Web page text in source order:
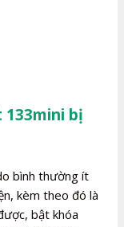
133mini bị
bình thường ít
kèm theo đó là
bật khóa